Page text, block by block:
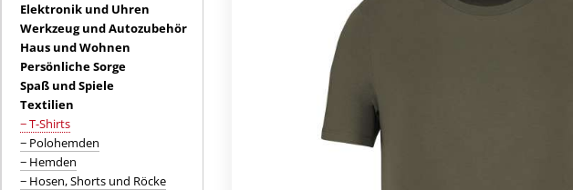
Elektronik und Uhren
Werkzeug und Autozubehör
Haus und Wohnen
Persönliche Sorge
Spaß und Spiele
Textilien
− T-Shirts
− Polohemden
− Hemden
− Hosen, Shorts und Röcke